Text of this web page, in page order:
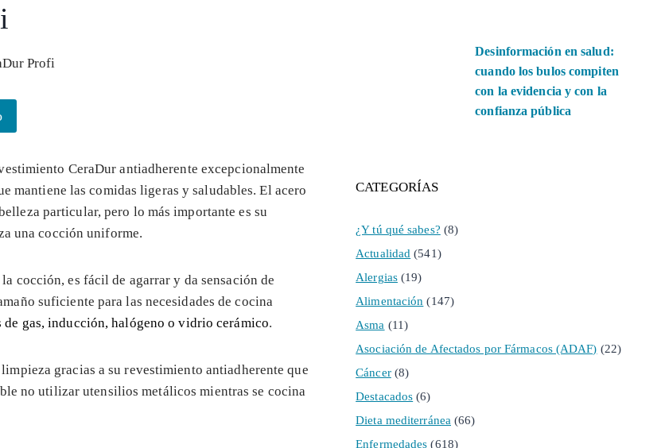
CeraDur antiadherente excepcionalmente
mantiene las comidas ligeras y saludables. El acero
particular, pero lo más importante es su
una cocción uniforme.
cocción, es fácil de agarrar y da sensación de
suficiente para las necesidades de cocina
de gas, inducción, halógeno o vidrio cerámico.
gracias a su revestimiento antiadherente que
no utilizar utensilios metálicos mientras se cocina
Desinformación en salud:
cuando los bulos compiten
con la evidencia y con la
confianza pública
CATEGORÍAS
¿Y tú qué sabes? (8)
Actualidad (541)
Alergias(19)
Alimentación (147)
Asma (11)
Asociación de Afectados por Fármacos (ADAF) (22)
Cáncer(8)
Destacados (6)
Dieta mediterránea (66)
Enfermedades (618)